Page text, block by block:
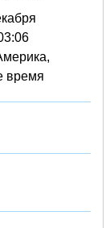
время